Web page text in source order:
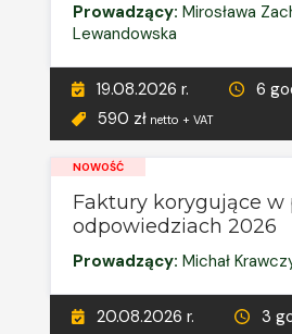
Prowadzący: Mirosława
Lewandowska
19.08.2026 r.
6
590 zł netto + VAT
NOWOŚĆ
Faktury korygujące w
odpowiedziach 2026
Prowadzący: Michał
20.08.2026 r.
3